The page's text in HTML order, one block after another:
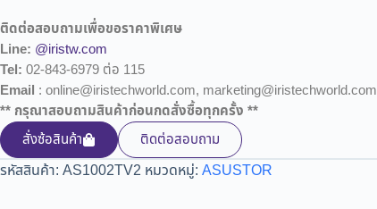
ติดต่อสอบถามเพื่อขอราคาพิเศษ
Line: @iristw.com
Tel: 02-843-6979 ต่อ 115
Email : online@iristechworld.com, marketing@iristechworld.com
** กรุณาสอบถามสินค้าก่อนกดสั่งซื้อทุกครั้ง **
สั่งซ้อสินค้า
ติดต่อสอบถาม
รหัสสินค้า: AS1002TV2 หมวดหมู่: ASUSTOR